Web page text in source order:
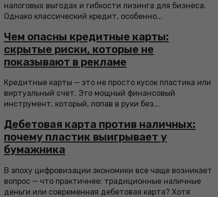
налоговых выгодах и гибкости лизинга для бизнеса.
Однако классический кредит, особенно...
Чем опасны кредитные карты:
скрытые риски, которые не
показывают в рекламе
Кредитные карты — это не просто кусок пластика или
виртуальный счет. Это мощный финансовый
инструмент, который, попав в руки без...
Дебетовая карта против наличных:
почему пластик выигрывает у
бумажника
В эпоху цифровизации экономики все чаще возникает
вопрос — что практичнее: традиционные наличные
деньги или современная дебетовая карта? Хотя